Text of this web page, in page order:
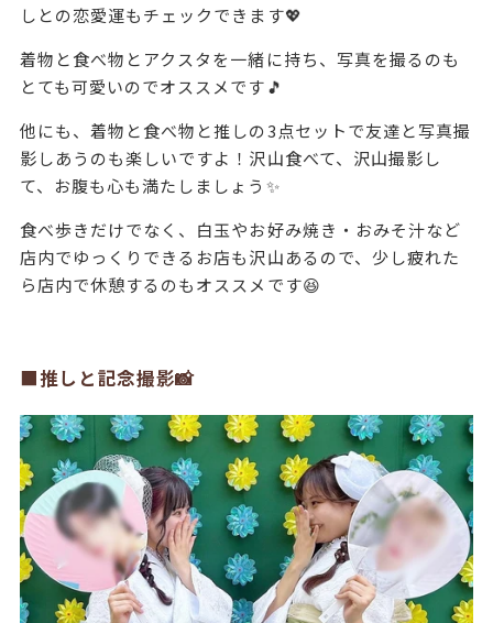
しとの恋愛運もチェックできます💖
着物と食べ物とアクスタを一緒に持ち、写真を撮るのも
とても可愛いのでオススメです🎵
他にも、着物と食べ物と推しの3点セットで友達と写真撮
影しあうのも楽しいですよ！沢山食べて、沢山撮影し
て、お腹も心も満たしましょう✨
食べ歩きだけでなく、白玉やお好み焼き・おみそ汁など
店内でゆっくりできるお店も沢山あるので、少し疲れた
ら店内で休憩するのもオススメです😆
■推しと記念撮影📸